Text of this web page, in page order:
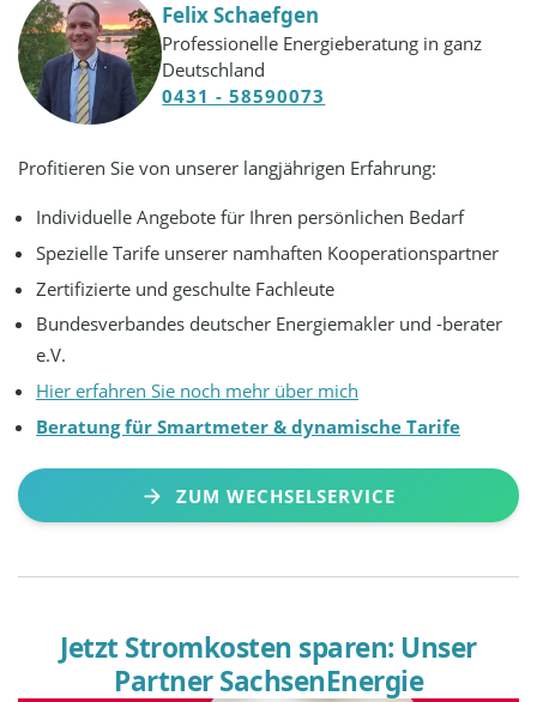
Felix Schaefgen
Professionelle Energieberatung in ganz
Deutschland
0431 - 58590073
Profitieren Sie von unserer langjährigen Erfahrung:
Individuelle Angebote für Ihren persönlichen Bedarf
Spezielle Tarife unserer namhaften Kooperationspartner
Zertifizierte und geschulte Fachleute
Bundesverbandes deutscher Energiemakler und -berater
e.V.
Hier erfahren Sie noch mehr über mich
Beratung für Smartmeter & dynamische Tarife
ZUM WECHSELSERVICE
Jetzt Stromkosten sparen: Unser
Partner SachsenEnergie